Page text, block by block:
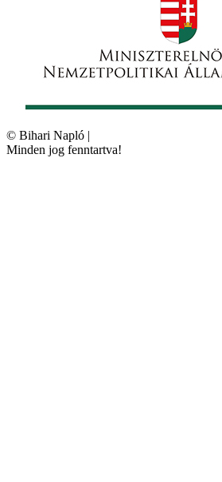
© Bihari Napló |
Minden jog fenntartva!